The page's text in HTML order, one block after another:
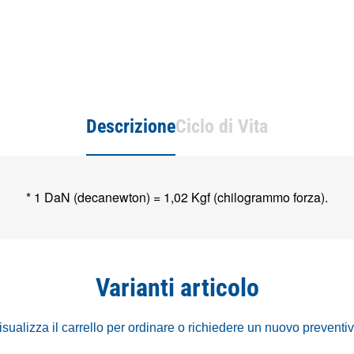
DescrizioneCiclo di Vita
* 1 DaN (decanewton) = 1,02 Kgf (chilogrammo forza).
Varianti articolo
il carrello per ordinare o richiedere un nuovo